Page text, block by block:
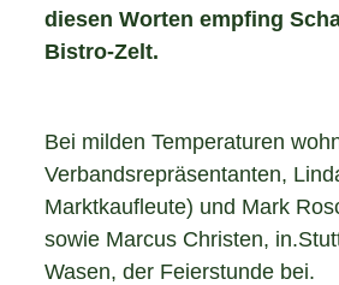
diesen Worten empfing
Bistro-Zelt.
Bei milden Temperaturen
Verbandsrepräsentanten,
Marktkaufleute) und Mark
sowie Marcus Christen,
Wasen, der Feierstunde bei.